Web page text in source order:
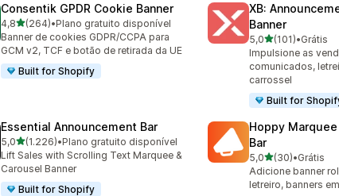
Consentik GPDR Cookie Banner
4,8de 5 estrelas
(264)
264 avaliações ao todo
•Plano gratuito disponível
Banner de cookies GDPR/CCPA para
GCM v2, TCF e botão de retirada da UE
Built for Shopify
XB:
Banner
5,0de 5 estrelas
(101)
101 avaliações ao
•Grátis
Impulsione as
comunicados,
carrossel
Built for
Essential Announcement Bar
5,0de 5 estrelas
(1.226)
1226 avaliações ao todo
•Plano gratuito disponível
Lift Sales with Scrolling Text Marquee &
Carousel Banner
Built for Shopify
Hoppy
Bar
5,0de 5 estrelas
(30)
30 avaliações ao
•Grátis
Adicione banner
letreiro, banners